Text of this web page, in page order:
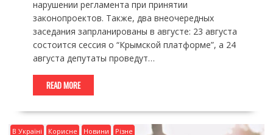
нарушении регламента при принятии
законопроектов. Также, два внеочередных
заседания запрланированы в августе: 23 августа
состоится сессия о “Крымской платформе”, а 24
августа депутаты проведут…
READ MORE
В Україні Корисне Новини Різне